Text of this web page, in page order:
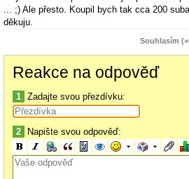
... ;) Ale přesto. Koupil bych tak cca 200
děkuju.
Souhlasím
Reakce na odpověď
1 Zadajte svou přezdívku:
2 Napište svou odpověď: